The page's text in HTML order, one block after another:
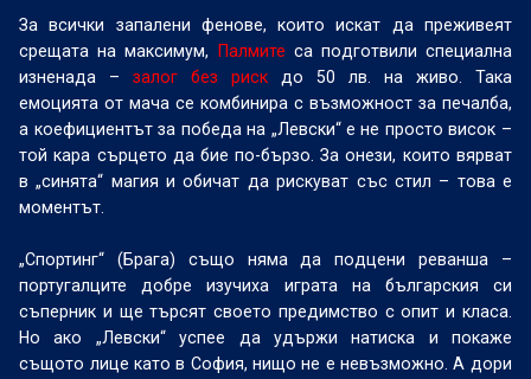
За всички запалени фенове, които искат да преживеят
срещата на максимум,
Палмите са подготвили специална
изненада –залог без риск до 50 лв. на живо. Така
емоцията от мача се комбинира с възможност за печалба,
а коефициентът за победа на „Левски“ е не просто висок –
той кара сърцето да бие по-бързо. За онези, които вярват
в „синята“ магия и обичат да рискуват със стил – това е
моментът.
„Спортинг“ (Брага) също няма да подцени реванша –
португалците добре изучиха играта на българския си
съперник и ще търсят своето предимство с опит и класа.
Но ако „Левски“ успее да удържи натиска и покаже
същото лице като в София, нищо не е невъзможно. А дори